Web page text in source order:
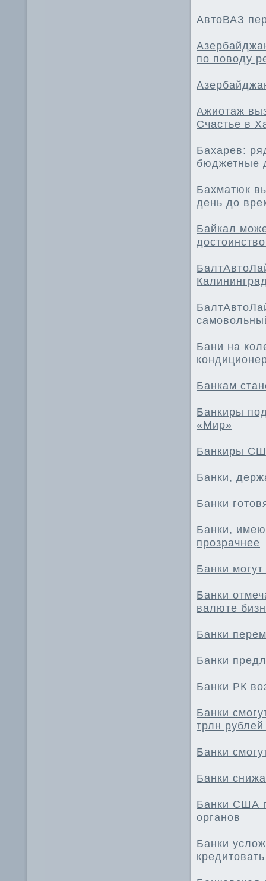
АвтоВАЗ
по поводу
Ажиотаж
Счастье в
Бахарев:
бюджетные
Бахматюк
день до
Байкал
Бани на
Банкам
Банкиры
«Мир»
Банкиры
Банки,
Банки
Банки,
прозрачнее
Банки
Банки
валюте
Банки
Банки
Банки РК
Банки
трлн
Банки
Банки
Банки США
органов
Банки
кредитовать